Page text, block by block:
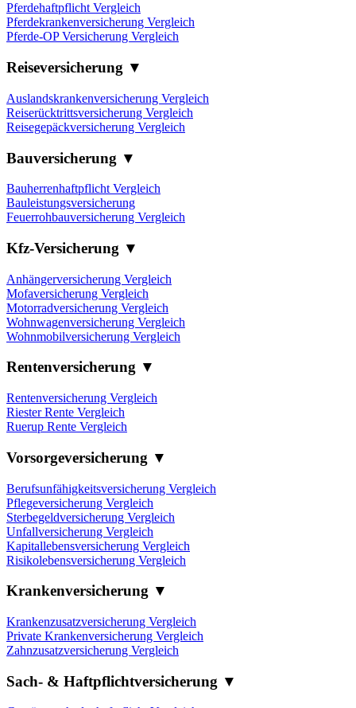
Pferdehaftpflicht Vergleich
Pferdekrankenversicherung Vergleich
Pferde-OP Versicherung Vergleich
Reiseversicherung ▼
Auslandskrankenversicherung Vergleich
Reiserücktrittsversicherung Vergleich
Reisegepäckversicherung Vergleich
Bauversicherung ▼
Bauherrenhaftpflicht Vergleich
Bauleistungsversicherung
Feuerrohbauversicherung Vergleich
Kfz-Versicherung ▼
Anhängerversicherung Vergleich
Mofaversicherung Vergleich
Motorradversicherung Vergleich
Wohnwagenversicherung Vergleich
Wohnmobilversicherung Vergleich
Rentenversicherung ▼
Rentenversicherung Vergleich
Riester Rente Vergleich
Ruerup Rente Vergleich
Vorsorgeversicherung ▼
Berufsunfähigkeitsversicherung Vergleich
Pflegeversicherung Vergleich
Sterbegeldversicherung Vergleich
Unfallversicherung Vergleich
Kapitallebensversicherung Vergleich
Risikolebensversicherung Vergleich
Krankenversicherung ▼
Krankenzusatzversicherung Vergleich
Private Krankenversicherung Vergleich
Zahnzusatzversicherung Vergleich
Sach- & Haftpflichtversicherung ▼